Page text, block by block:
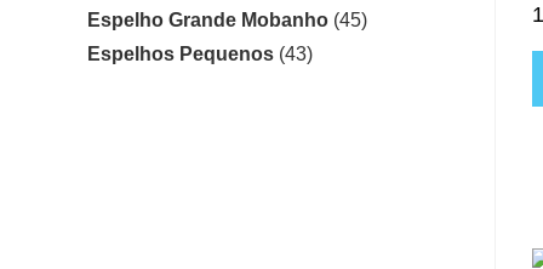
Espelho Grande Mobanho (45)
Espelhos Pequenos (43)